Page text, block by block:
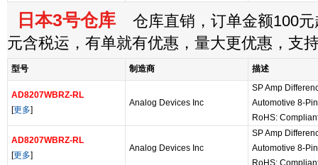
日本3号仓库 仓库直销，订单金额100元
元含税运，有单就有优惠，量大更优惠，支
型号 制造商 描述
AD8207WBRZ-RL
[更多]
Analog Devices Inc
SP Amp
Automotive 8-
RoHS:
AD8207WBRZ-RL
[更多]
Analog Devices Inc
SP Amp
Automotive 8-
RoHS: